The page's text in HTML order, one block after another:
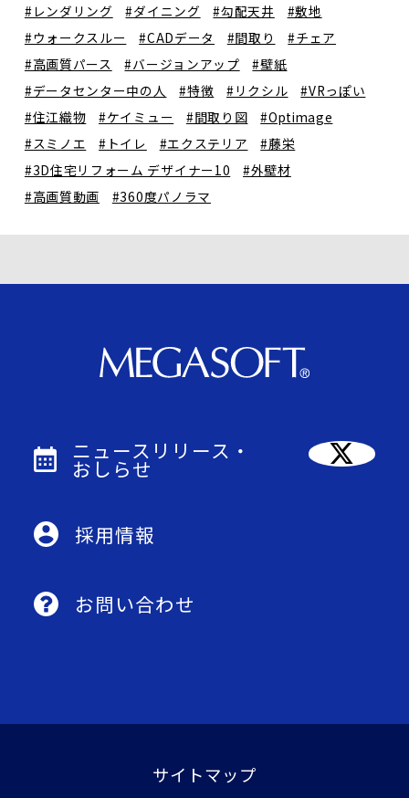
#レンダリング
#ダイニング #勾配天井
#敷地
#ウォークスルー
#CADデータ #間取り
#チェア
#高画質パース
#バージョンアップ
#壁紙
#データセンター中の人
#特徴 #リクシル
#VRっぽい
#住江織物
#ケイミュー #間取り図
#Optimage
#スミノエ
#トイレ #エクステリア
#藤栄
#3D住宅リフォーム デザイナー10
#外壁材
#高画質動画
#360度パノラマ
ニュースリリース・
おしらせ
採用情報
お問い合わせ
サイトマップ